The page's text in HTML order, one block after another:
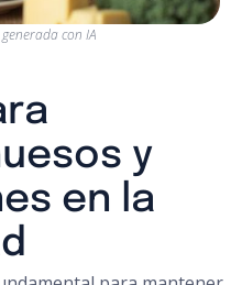
con IA
y
en la